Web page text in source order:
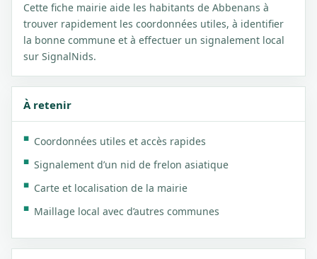
Cette fiche mairie aide les habitants de Abbenans à
trouver rapidement les coordonnées utiles, à identifier
la bonne commune et à effectuer un signalement local
sur SignalNids.
À retenir
Coordonnées utiles et accès rapides
Signalement d’un nid de frelon asiatique
Carte et localisation de la mairie
Maillage local avec d’autres communes